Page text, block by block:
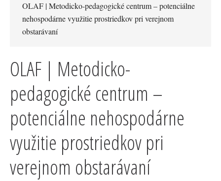
OLAF | Metodicko-pedagogické centrum – potenciálne
nehospodárne využitie prostriedkov pri verejnom
obstarávaní
OLAF | Metodicko-
pedagogické centrum –
potenciálne nehospodárne
využitie prostriedkov pri
verejnom obstarávaní